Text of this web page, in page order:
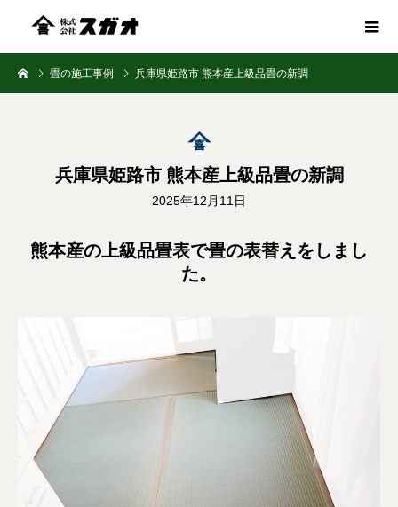
畳の施工事例 兵庫県姫路市 熊本産上級品畳の新調
兵庫県姫路市 熊本産上級品畳の新調
2025年12月11日
熊本産の上級品畳表で畳の表替えをしまし
た。